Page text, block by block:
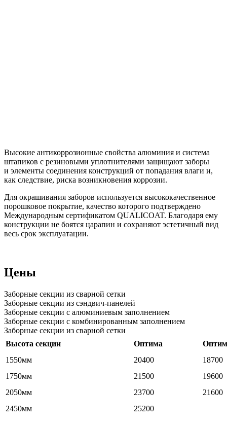
Высокие антикоррозионные свойства алюминия и система
штапиков с резиновыми уплотнителями защищают заборы
и элементы соединения конструкций от попадания влаги и,
как следствие, риска возникновения коррозии.
Для окрашивания заборов используется высококачественное
порошковое покрытие, качество которого подтверждено
Международным сертификатом QUALICOAT. Благодаря ему
конструкции не боятся царапин и сохраняют эстетичный вид
весь срок эксплуатации.
Цены
Заборные секции из сварной сетки
Заборные секции из сэндвич-панелей
Заборные секции с алюминиевым заполнением
Заборные секции с комбинированным заполнением
Заборные секции из сварной сетки
Высота секции
Оптима
1550мм
20400
18700
1750мм
21500
19600
2050мм
23700
21600
2450мм
25200